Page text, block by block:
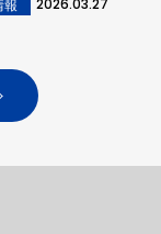
報 2026.03.27